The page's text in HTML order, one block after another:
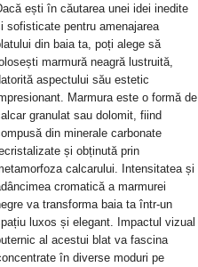
ești în căutarea unei idei inedite
sofisticate pentru amenajarea
din baia ta, poți alege să
marmură neagră lustruită,
aspectului său estetic
Marmura este o formă de
granulat sau dolomit, fiind
din minerale carbonate
și obținută prin
calcarului. Intensitatea și
cromatică a marmurei
va transforma baia ta într-un
luxos și elegant. Impactul vizual
al acestui blat va fascina
în diverse moduri pe